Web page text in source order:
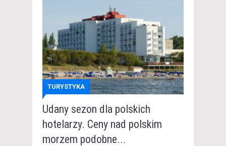
TURYSTYKA
Udany sezon dla polskich
hotelarzy. Ceny nad polskim
morzem podobne...